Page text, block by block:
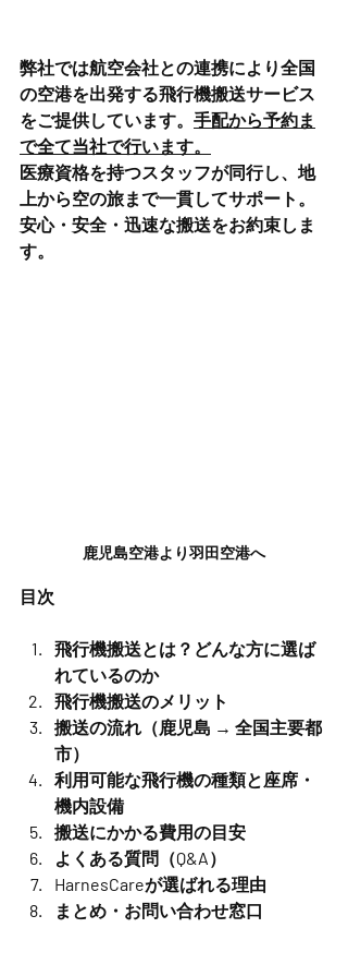
弊社では航空会社との連携により全国
の空港を出発する飛行機搬送サービス
をご提供しています。 手配から予約ま
で全て当社で行います。
医療資格を持つスタッフが同行し、地
上から空の旅まで一貫してサポート。
安心・安全・迅速な搬送をお約束しま
す。
鹿児島空港より羽田空港へ
目次
飛行機搬送とは？どんな方に選ば
れているのか
飛行機搬送のメリット
搬送の流れ（鹿児島 → 全国主要都
市）
利用可能な飛行機の種類と座席・
機内設備
搬送にかかる費用の目安
よくある質問（Q&A）
HarnesCareが選ばれる理由
まとめ・お問い合わせ窓口